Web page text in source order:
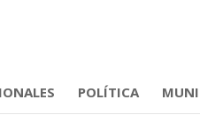
POLÍTICA